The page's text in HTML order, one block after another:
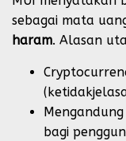
sebagai mata
haram. Alasan
bagi